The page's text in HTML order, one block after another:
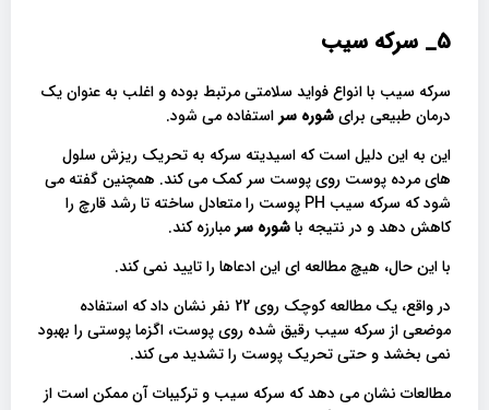
5_ سرکه سیب
سرکه سیب با انواع فواید سلامتی مرتبط بوده و اغلب به عنوان یک
درمان طبیعی برایشوره سر استفاده می شود.
این به این دلیل است که اسیدیته سرکه به تحریک ریزش سلول
های مرده پوست روی پوست سر کمک می کند. همچنین گفته می
شود که سرکه سیب PH پوست را متعادل ساخته تا رشد قارچ را
کاهش دهد و در نتیجه باشوره سر مبارزه کند.
با این حال، هیچ مطالعه ای این ادعاها را تایید نمی کند.
در واقع، یک مطالعه کوچک روی 22 نفر نشان داد که استفاده
موضعی از سرکه سیب رقیق شده روی پوست، اگزما پوستی را بهبود
نمی بخشد و حتی تحریک پوست را تشدید می کند.
مطالعات نشان می دهد که سرکه سیب و ترکیبات آن ممکن است از